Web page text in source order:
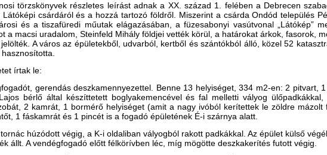
törzskönyvek részletes leírást adnak a XX. század 1. felében a Debrecen
csárdáról és a hozzá tartozó földről. Miszerint a csárda Ondód település
és a tiszafüredi műutak elágazásában, a füzesabonyi vasútvonal „Látókép”
a macsi uradalom, Steinfeld Mihály földjei vették körül, a határokat árkok, fasorok,
jelölték. A város az épületekből, udvarból, kertből és szántókból álló, közel 52
írtak le:
gerendás deszkamennyezettel. Benne 13 helyiséget, 334 m2-en: 2 pitvart, 1
bérlő által készíttetett boglyakemencével és fal melletti vályog ülőpadkákkal,
2 kamrát, 1 bormérő helyiséget (amit a nagy ivóból kerítettek le zöldre mázolt
1 fáskamrát és 1 pincét is a fogadó épületének É-i szárnya alatt.
húzódott végig, a K-i oldaliban vályogból rakott padkákkal. Az épület külső
állt. A vendégfogadó előtt félkörívben léc, míg mögötte deszkakerítés futott végig.